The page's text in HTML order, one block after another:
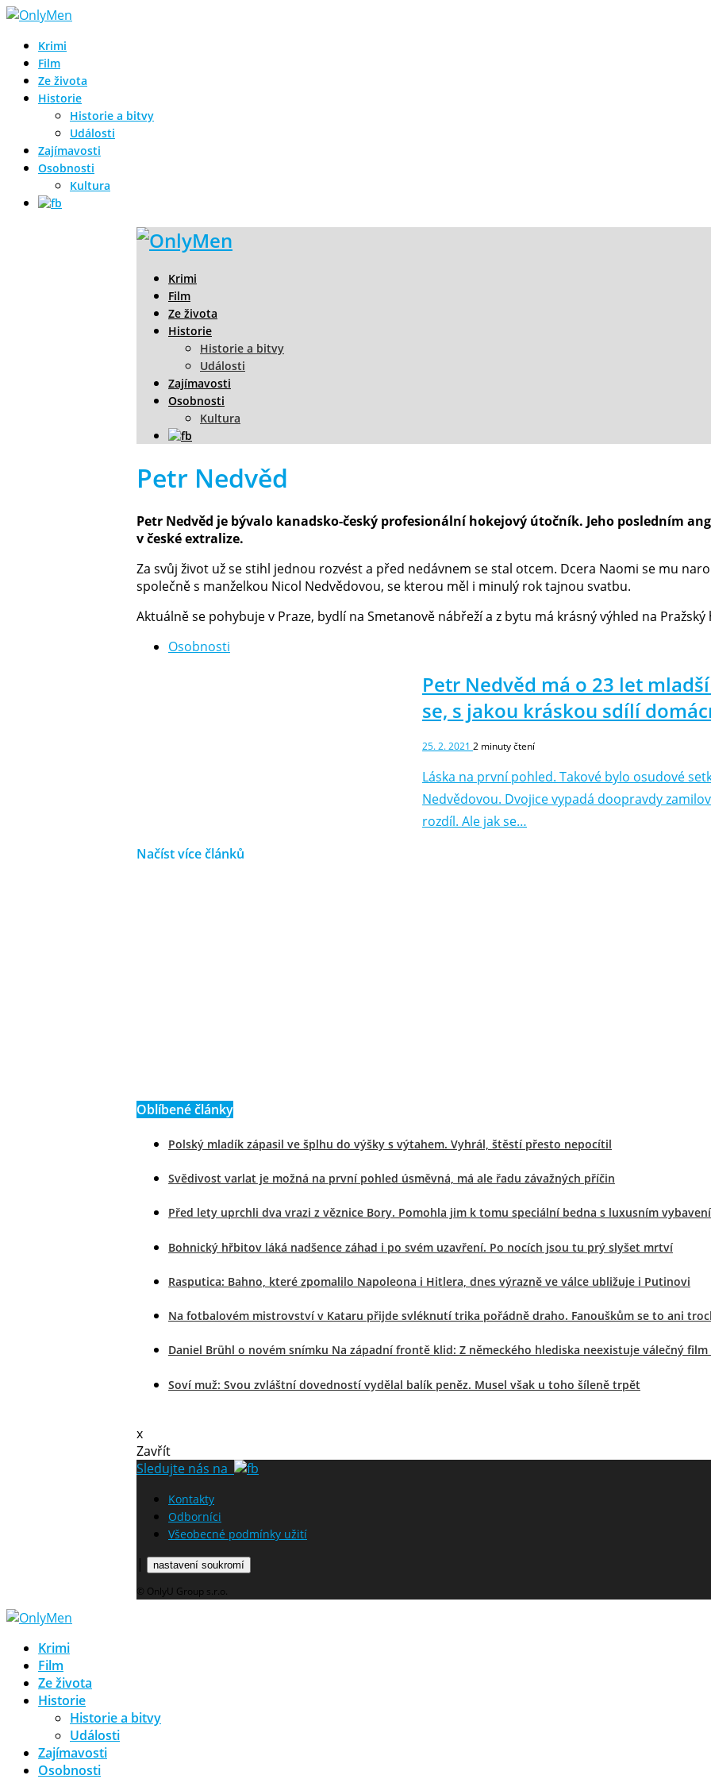
Krimi
Film
Ze života
Historie
Historie a bitvy
Události
Zajímavosti
Osobnosti
Kultura
Krimi
Film
Ze života
Historie
Historie a bitvy
Události
Zajímavosti
Osobnosti
Kultura
Petr Nedvěd
Petr Nedvěd je bývalo kanadsko-český profesionální hokejový útočník. Jeho posledním
v české extralize.
Za svůj život už se stihl jednou rozvést a před nedávnem se stal otcem. Dcera Naomi se mu
společně s manželkou Nicol Nedvědovou, se kterou měl i minulý rok tajnou svatbu.
Aktuálně se pohybuje v Praze, bydlí na Smetanově nábřeží a z bytu má krásný výhled na Pražský
Osobnosti
Petr Nedvěd má o 23 let
se, s jakou kráskou sdílí
25. 2. 2021 2 minuty čtení
Láska na první pohled. Takové bylo osudové
Nedvědovou. Dvojice vypadá doopravdy
rozdíl. Ale jak se…
Načíst více článků
Oblíbené články
Polský mladík zápasil ve šplhu do výšky s výtahem. Vyhrál, štěstí přesto nepocítil
Svědivost varlat je možná na první pohled úsměvná, má ale řadu závažných příčin
Před lety uprchli dva vrazi z věznice Bory. Pomohla jim k tomu speciální bedna s luxusním
Bohnický hřbitov láká nadšence záhad i po svém uzavření. Po nocích jsou tu prý slyšet mrtví
Rasputica: Bahno, které zpomalilo Napoleona i Hitlera, dnes výrazně ve válce ubližuje i Putinovi
Na fotbalovém mistrovství v Kataru přijde svléknutí trika pořádně draho. Fanouškům se to ani
Daniel Brühl o novém snímku Na západní frontě klid: Z německého hlediska neexistuje válečný
Soví muž: Svou zvláštní dovedností vydělal balík peněz. Musel však u toho šíleně trpět
x
Zavřít
Sledujte nás na
Kontakty
Odborníci
Všeobecné podmínky užití
| nastavení soukromí
© OnlyU Group s.r.o.
Krimi
Film
Ze života
Historie
Historie a bitvy
Události
Zajímavosti
Osobnosti